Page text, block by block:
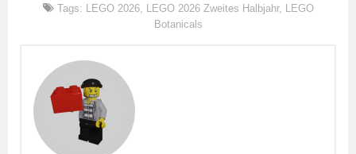
Tags: LEGO 2026, LEGO 2026 Zweites Halbjahr, LEGO
Botanicals